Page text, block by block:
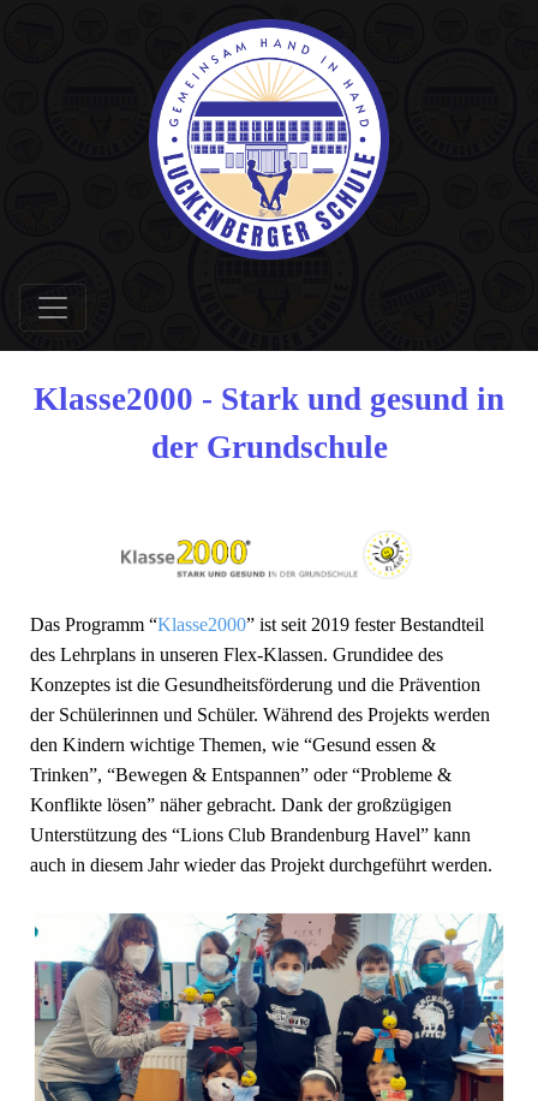
Klasse2000 - Stark und gesund in
der Grundschule
Das Programm “Klasse2000” ist seit 2019 fester Bestandteil
des Lehrplans in unseren Flex-Klassen. Grundidee des
Konzeptes ist die Gesundheitsförderung und die Prävention
der Schülerinnen und Schüler. Während des Projekts werden
den Kindern wichtige Themen, wie “Gesund essen &
Trinken”, “Bewegen & Entspannen” oder “Probleme &
Konflikte lösen” näher gebracht. Dank der großzügigen
Unterstützung des “Lions Club Brandenburg Havel” kann
auch in diesem Jahr wieder das Projekt durchgeführt werden.